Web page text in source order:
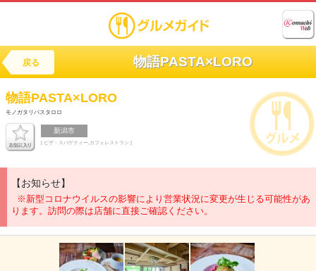
戻る 物語PASTA×LORO
物語PASTA×LORO
モノガタリパスタロロ
新潟市
[ ピザ・スパゲティー,カフェレストラン ]
【お知らせ】
※新型コロナウイルスの影響により営業状況に変更が生じる可能性があ
ります。訪問の際は店舗に直接ご確認ください。